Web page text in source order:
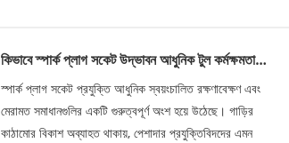
কিভাবে স্পার্ক প্লাগ সকেট উদ্ভাবন আধুনিক টুল কর্মক্ষমতা
স্পার্ক প্লাগ সকেট প্রযুক্তি আধুনিক স্বয়ংচালিত রক্ষণাবেক্ষণ এবং
মেরামত সমাধানগুলির একটি গুরুত্বপূর্ণ অংশ হয়ে উঠেছে। গাড়ির
কাঠামোর বিকাশ অব্যাহত থাকায়, পেশাদার প্রযুক্তিবিদদের এমন